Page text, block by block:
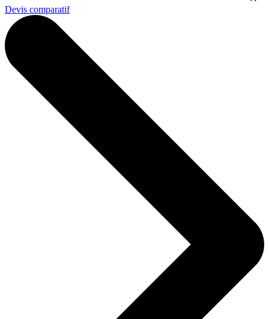
Devis comparatif